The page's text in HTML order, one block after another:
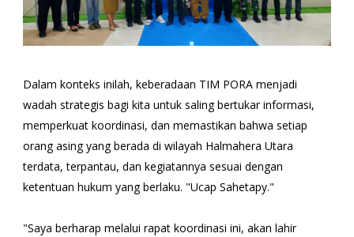
Dalam konteks inilah, keberadaan TIM PORA menjadi
wadah strategis bagi kita untuk saling bertukar informasi,
memperkuat koordinasi, dan memastikan bahwa setiap
orang asing yang berada di wilayah Halmahera Utara
terdata, terpantau, dan kegiatannya sesuai dengan
ketentuan hukum yang berlaku. "Ucap Sahetapy."
"Saya berharap melalui rapat koordinasi ini, akan lahir